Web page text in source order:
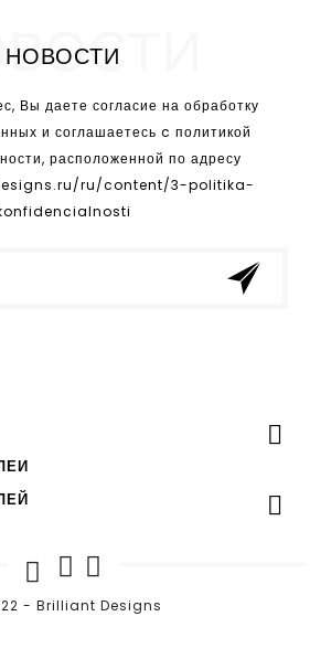
НОВОСТИ
Вы даете согласие на обработку
и соглашаетесь c политикой
расположенной по адресу
ru/content/3-politika-


- Brilliant Designs